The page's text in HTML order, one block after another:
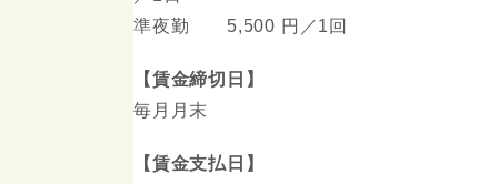
準夜勤 5,500 円／1回
【賃金締切日】
毎月月末
【賃金支払日】